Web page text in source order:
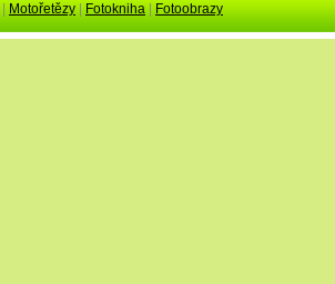
Motořetězy Fotokniha Fotoobrazy